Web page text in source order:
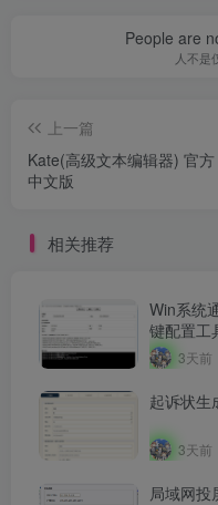
People are
人不是
上一篇
Kate(高级文本编辑器) 官方
中文版
相关推荐
Win系统
键配置工
3天前
起诉状生
3天前
局域网投